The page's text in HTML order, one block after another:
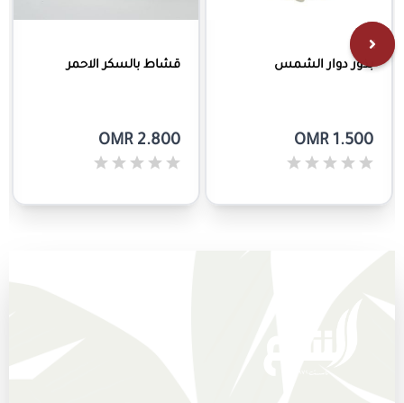
قشاط بالسكر الاحمر
OMR 2.800
بذور دوار الشمس
OMR 1.500